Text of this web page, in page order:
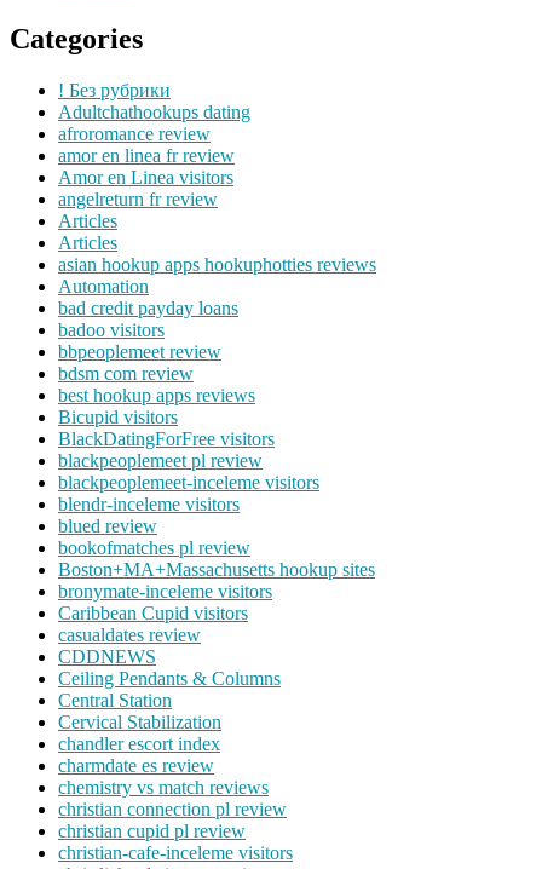
Categories
! Без рубрики
Adultchathookups dating
afroromance review
amor en linea fr review
Amor en Linea visitors
angelreturn fr review
Articles
Articles
asian hookup apps hookuphotties reviews
Automation
bad credit payday loans
badoo visitors
bbpeoplemeet review
bdsm com review
best hookup apps reviews
Bicupid visitors
BlackDatingForFree visitors
blackpeoplemeet pl review
blackpeoplemeet-inceleme visitors
blendr-inceleme visitors
blued review
bookofmatches pl review
Boston+MA+Massachusetts hookup sites
bronymate-inceleme visitors
Caribbean Cupid visitors
casualdates review
CDDNEWS
Ceiling Pendants & Columns
Central Station
Cervical Stabilization
chandler escort index
charmdate es review
chemistry vs match reviews
christian connection pl review
christian cupid pl review
christian-cafe-inceleme visitors